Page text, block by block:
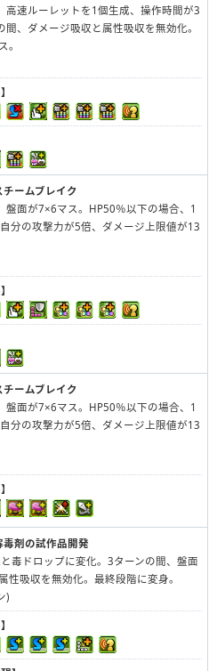
高速ルーレットを1個生成、操作時間が3
間、ダメージ吸収と属性吸収を無効化。
。
チームブレイク
盤面が7×6マス。HP50％以下の場合、1
分の攻撃力が5倍、ダメージ上限値が13
チームブレイク
盤面が7×6マス。HP50％以下の場合、1
分の攻撃力が5倍、ダメージ上限値が13
毒剤の試作品開発
毒ドロップに変化。3ターンの間、盤面
性吸収を無効化。最終段階に変身。
)